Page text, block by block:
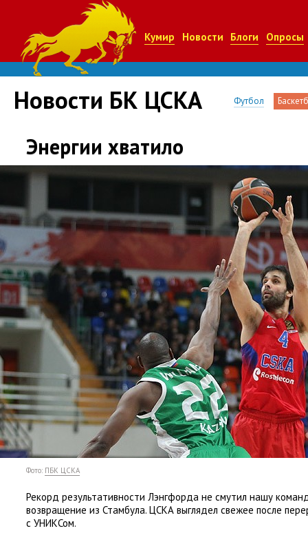
Кумир Новости Блоги Опросы
Новости БК ЦСКА Футбол
Энергии хватило
Фото: ПБК ЦСКА
Рекорд результативности Лэнгфорда не смутил нашу
возвращение из Стамбула. ЦСКА выглядел свежее после
с УНИКСом.